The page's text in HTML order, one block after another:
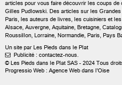
articles pour vous faire découvrir les coups de
Gilles Pudlowski. Des articles sur les
Paris, les auteurs de livres, les cuisiniers et
Alsace, Auvergne, Aquitaine, Bretagne,
Roussillon, Lorraine, Normandie, Paris, Pays
Un site par Les Pieds dans le Plat
 Publicité : contactez-nous.
© Les Pieds dans le Plat SAS - 2024 Tous
Progressio Web : Agence Web dans l'Oise